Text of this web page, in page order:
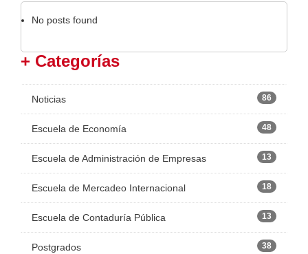
No posts found
+ Categorías
Noticias 86
Escuela de Economía 48
Escuela de Administración de Empresas 13
Escuela de Mercadeo Internacional 18
Escuela de Contaduría Pública 13
Postgrados 38